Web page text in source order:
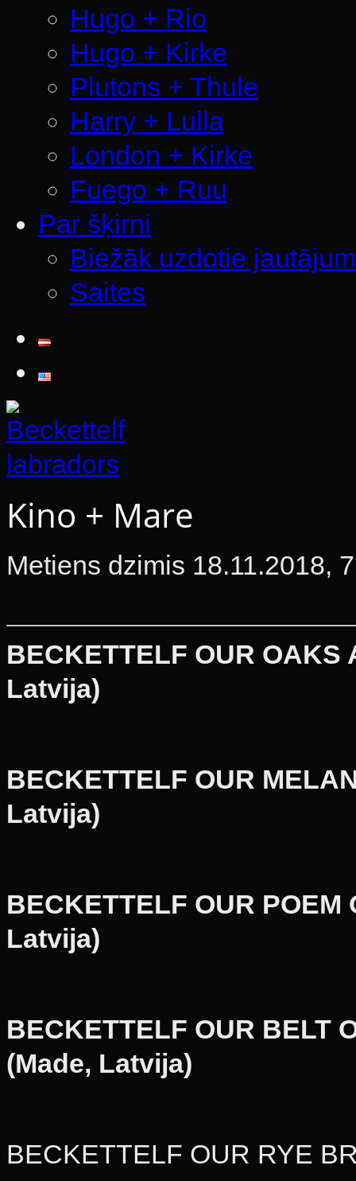
Hugo + Rio
Hugo + Kirke
Plutons + Thule
Harry + Lulla
London + Kirke
Fuego + Ruu
Par šķirni
Biežāk uzdotie
Saites
Kino + Mare
Metiens dzimis 18.11.2018,
BECKETTELF OUR
Latvija)
BECKETTELF OUR
Latvija)
BECKETTELF OUR
Latvija)
BECKETTELF OUR BELT
(Made, Latvija)
BECKETTELF OUR RYE